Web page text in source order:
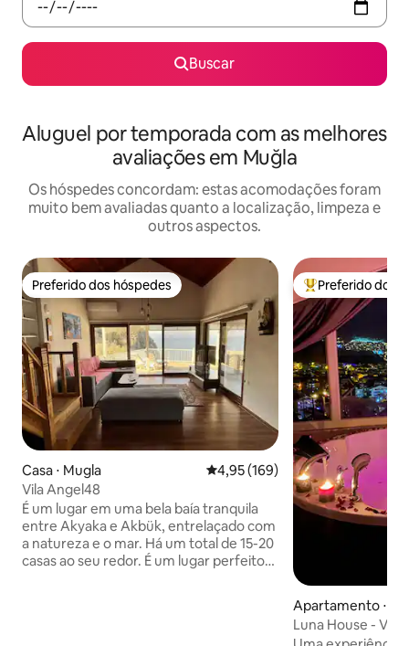
Buscar
Aluguel por temporada com as melhores
avaliações em Muğla
Os hóspedes concordam: estas acomodações foram
muito bem avaliadas quanto a localização, limpeza e
outros aspectos.
Preferido dos hóspedes
Preferido dos hóspedes
Casa ⋅ Mugla 4,95 de uma avaliação média de
4,95 (169)
Vila Angel48
É um lugar em uma bela baía tranquila
entre Akyaka e Akbük, entrelaçado com
a natureza e o mar. Há um total de 15-20
casas ao seu redor. É um lugar perfeito
Entre os
Preferido dos
Apartamento ⋅
Luna House -
hidromassagem,